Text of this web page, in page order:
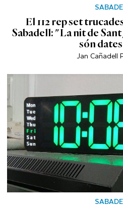
El 112 rep set
Sabadell: "La nit de
són
Jan Cañadell